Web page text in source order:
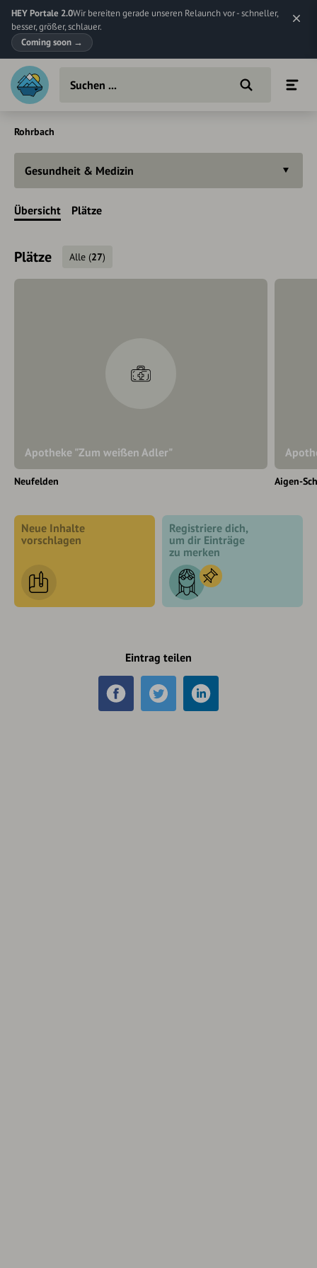
HEY Portale 2.0Wir bereiten gerade unseren Relaunch vor - schneller,
besser, größer, schlauer.
Coming soon →
Rohrbach
Gesundheit & Medizin
Übersicht Plätze
Plätze Alle (27)
Apotheke "Zum weißen Adler"
Neufelden Aigen-
Neue Inhalte
vorschlagen
Registriere dich,
um dir Einträge
zu merken
Eintrag teilen